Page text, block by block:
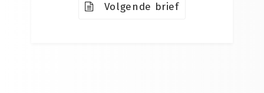
Volgende brief